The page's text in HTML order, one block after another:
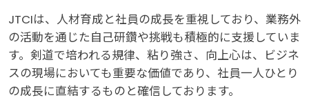
JTCIは、人材育成と社員の成長を重視しており、業務外
の活動を通じた自己研鑽や挑戦も積極的に支援していま
す。剣道で培われる規律、粘り強さ、向上心は、ビジネ
スの現場においても重要な価値であり、社員一人ひとり
の成長に直結するものと確信しております。